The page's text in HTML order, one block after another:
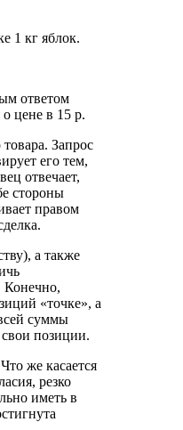
1 кг яблок.
ответом
цене в 15 р.
Запрос
его тем,
отвечает,
стороны
правом
а также
Конечно,
«точке», а
суммы
свои позиции.
же касается
резко
иметь в